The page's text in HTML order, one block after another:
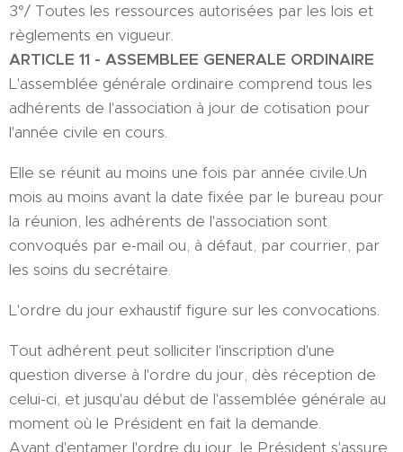
3°/ Toutes les ressources autorisées par les lois et
règlements en vigueur.
ARTICLE 11 - ASSEMBLEE GENERALE ORDINAIRE
L'assemblée générale ordinaire comprend tous les
adhérents de l'association à jour de cotisation pour
l'année civile en cours.
Elle se réunit au moins une fois par année civile.Un
mois au moins avant la date fixée par le bureau pour
la réunion, les adhérents de l'association sont
convoqués par e-mail ou, à défaut, par courrier, par
les soins du secrétaire.
L'ordre du jour exhaustif figure sur les convocations.
Tout adhérent peut solliciter l'inscription d'une
question diverse à l'ordre du jour, dès réception de
celui-ci, et jusqu'au début de l'assemblée générale au
moment où le Président en fait la demande.
Avant d'entamer l'ordre du jour, le Président s'assure